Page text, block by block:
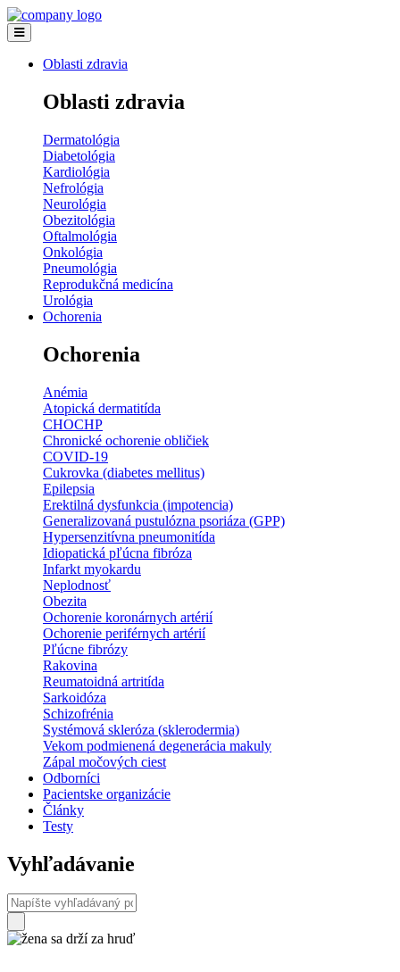
Oblasti zdravia
Oblasti zdravia
Dermatológia
Diabetológia
Kardiológia
Nefrológia
Neurológia
Obezitológia
Oftalmológia
Onkológia
Pneumológia
Reprodukčná medicína
Urológia
Ochorenia
Ochorenia
Anémia
Atopická dermatitída
CHOCHP
Chronické ochorenie obličiek
COVID-19
Cukrovka (diabetes mellitus)
Epilepsia
Erektilná dysfunkcia (impotencia)
Generalizovaná pustulózna psoriáza (GPP)
Hypersenzitívna pneumonitída
Idiopatická pľúcna fibróza
Infarkt myokardu
Neplodnosť
Obezita
Ochorenie koronárnych artérií
Ochorenie periférnych artérií
Pľúcne fibrózy
Rakovina
Reumatoidná artritída
Sarkoidóza
Schizofrénia
Systémová skleróza (sklerodermia)
Vekom podmienená degenerácia makuly
Zápal močových ciest
Odborníci
Pacientske organizácie
Články
Testy
Vyhľadávanie